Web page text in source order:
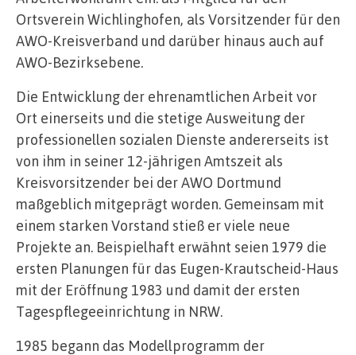
Ortsverein Wichlinghofen, als Vorsitzender für den
AWO-Kreisverband und darüber hinaus auch auf
AWO-Bezirksebene.
Die Entwicklung der ehrenamtlichen Arbeit vor
Ort einerseits und die stetige Ausweitung der
professionellen sozialen Dienste andererseits ist
von ihm in seiner 12-jährigen Amtszeit als
Kreisvorsitzender bei der AWO Dortmund
maßgeblich mitgeprägt worden. Gemeinsam mit
einem starken Vorstand stieß er viele neue
Projekte an. Beispielhaft erwähnt seien 1979 die
ersten Planungen für das Eugen-Krautscheid-Haus
mit der Eröffnung 1983 und damit der ersten
Tagespflegeeinrichtung in NRW.
1985 begann das Modellprogramm der